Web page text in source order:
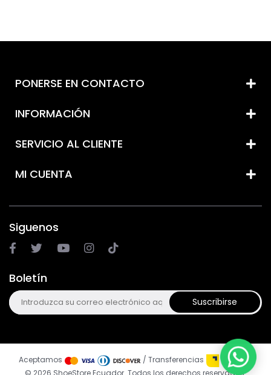
PONERSE EN CONTACTO
INFORMACIÓN
SERVICIO AL CLIENTE
MI CUENTA
Siguenos
Boletín
Suscribirse
© 2026 ShoeStore Ecuador. Todos los derechos reservados.
Aceptamos / Transferencias